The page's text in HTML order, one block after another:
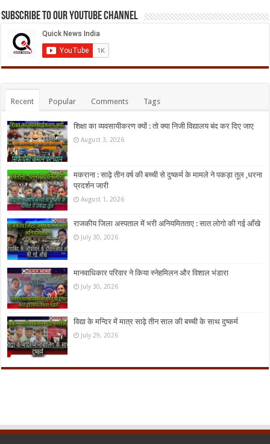
Subscribe to our Youtube Channel
Recent Popular Comments Tags
शिक्षा का व्यवसायीकरण क्यों : तो क्या निजी विद्यालय बंद कर दिए जाए
August 3, 2026
मकराना : साढ़े तीन वर्ष की बच्ची से दुष्कर्म के मामले ने पकड़ा तूल ,धरना
प्रदर्शन जारी
August 1, 2026
राजकीय जिला अस्पताल में भरी अनियमितताए : सात लोगो की गई आँखे
July 30, 2026
मानवाधिकार परिवार ने किया स्नेहमिलन और विशाल भंडारा
July 30, 2026
विद्या के मन्दिर में मात्र साढ़े तीन साल की बच्ची के साथ दुष्कर्म
July 29, 2026